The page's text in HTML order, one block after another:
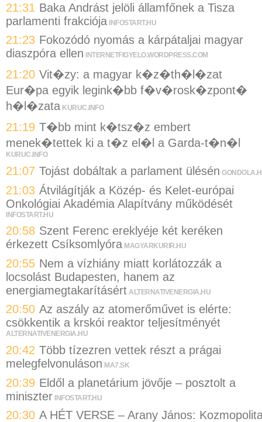
21:31 Baka Andrást jelöli államfőnek a Tisza
parlamenti frakciója INFOSTART.HU
21:23 Fokozódó nyomás a kárpátaljai magyar
diaszpóra ellen
INTERNETFIGYELO.WORDPRESS.COM
21:20 Vit�zy: a magyar k�z�th�l�zat
Eur�pa egyik legink�bb f�v�rosk�zpont�
h�l�zata KURUC.INFO
21:19 T�bb mint k�tsz�z embert
menek�tettek ki a t�z el�l a Garda-t�n�l
KURUC.INFO
21:07 Tojást dobáltak a parlament ülésén
21:03 Átvilágítják a Közép- és Kelet-európai
Onkológiai Akadémia Alapítvány működését
INFOSTART.HU
20:58 Szent Ferenc ereklyéje két keréken
érkezett Csíksomlyóra MAGYARKURIR.HU
20:55 Nem a vízhiány miatt korlátozzák a
locsolást Budapesten, hanem az
energiamegtakarításért ALTERNATIVENERGIA.HU
20:50 Az aszály az atomerőművet is elérte:
csökkentik a krskói reaktor teljesítményét
ALTERNATIVENERGIA.HU
20:42 Több tízezren vettek részt a prágai
melegfelvonuláson MA7.SK
20:39 Eldől a planetárium jövője – posztolt a
miniszter INFOSTART.HU
20:30 A HÉT VERSE – Arany János: